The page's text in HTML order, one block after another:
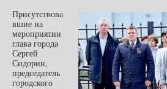
Присутствова
вшие на
мероприятии
глава города
Сергей
Сидорин,
председатель
городского